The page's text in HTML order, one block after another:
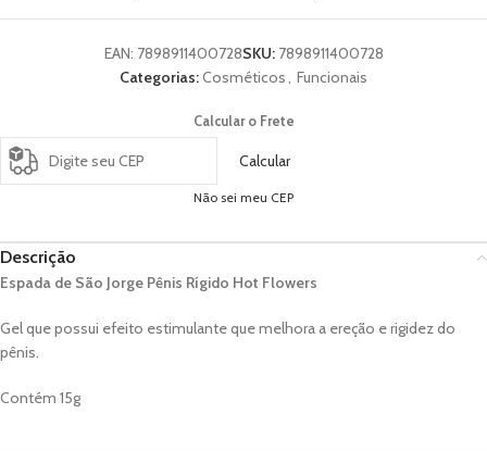
EAN: 7898911400728SKU: 7898911400728
Categorias:Cosméticos, Funcionais
Calcular o Frete
Calcular
Não sei meu CEP
Descrição
Espada de São Jorge Pênis Rígido Hot Flowers
Gel que possui efeito estimulante que melhora a ereção e rigidez do
pênis.
Contém 15g